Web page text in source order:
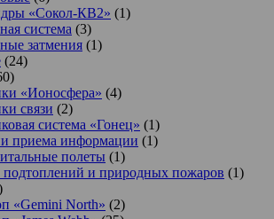
«Сокол-КВ2» (1)
система (3)
затмения (1)
(24)
«Ионосфера» (4)
связи (2)
система «Гонец» (1)
приема информации (1)
полеты (1)
и природных пожаров (1)
«Gemini North» (2)